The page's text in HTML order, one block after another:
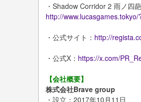
・Shadow Corridor 2 雨ノ四
http://www.lucasgames.tokyo/
・公式サイト： http://
・公式X： https://x.com/
【会社概要】
株式会社Brave group
・設立：2017年10月11日